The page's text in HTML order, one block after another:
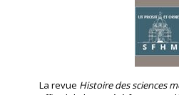
La revue Histoire des sciences